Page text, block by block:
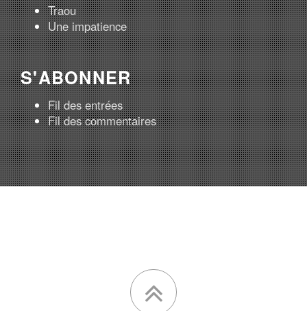
Traou
Une impatience
S'ABONNER
Fil des entrées
Fil des commentaires